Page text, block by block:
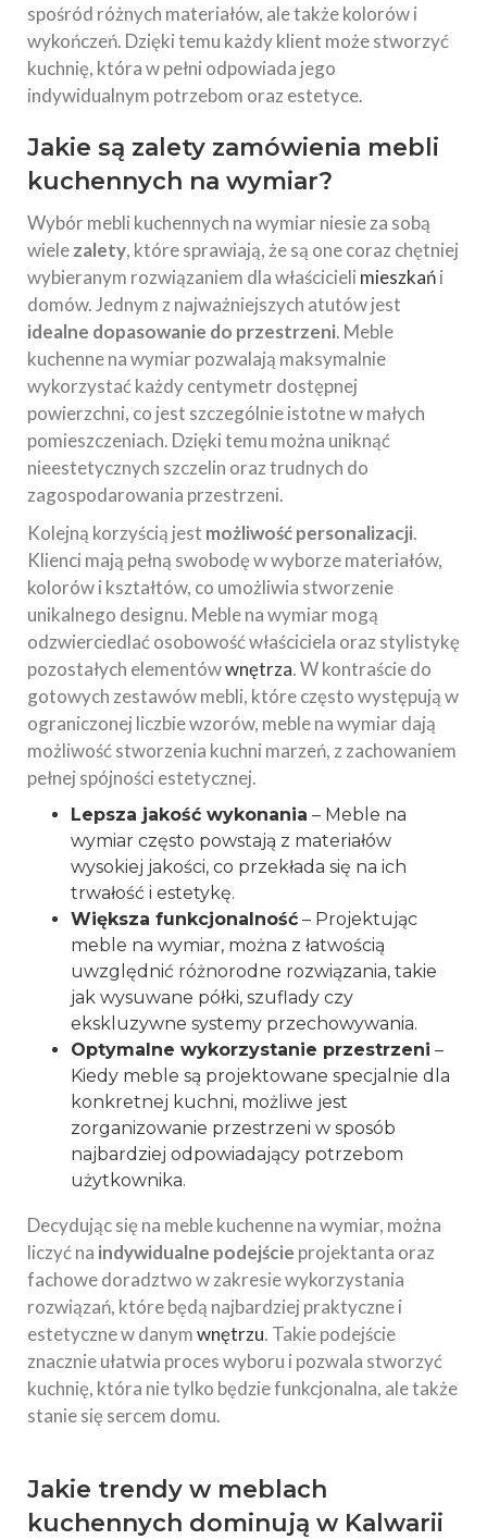
spośród różnych materiałów, ale także kolorów i
wykończeń. Dzięki temu każdy klient może stworzyć
kuchnię, która w pełni odpowiada jego
indywidualnym potrzebom oraz estetyce.
Jakie są zalety zamówienia mebli
kuchennych na wymiar?
Wybór mebli kuchennych na wymiar niesie za sobą
wielezalety, które sprawiają, że są one coraz chętniej
wybieranym rozwiązaniem dla właścicieli mieszkańi
domów. Jednym z najważniejszych atutów jest
idealne dopasowanie do przestrzeni. Meble
kuchenne na wymiar pozwalają maksymalnie
wykorzystać każdy centymetr dostępnej
powierzchni, co jest szczególnie istotne w małych
pomieszczeniach. Dzięki temu można uniknąć
nieestetycznych szczelin oraz trudnych do
zagospodarowania przestrzeni.
Kolejną korzyścią jest możliwość personalizacji.
Klienci mają pełną swobodę w wyborze materiałów,
kolorów i kształtów, co umożliwia stworzenie
unikalnego designu. Meble na wymiar mogą
odzwierciedlać osobowość właściciela oraz stylistykę
pozostałych elementówwnętrza. W kontraście do
gotowych zestawów mebli, które często występują w
ograniczonej liczbie wzorów, meble na wymiar dają
możliwość stworzenia kuchni marzeń, z zachowaniem
pełnej spójności estetycznej.
Lepsza jakość wykonania – Meble na
wymiar często powstają z materiałów
wysokiej jakości, co przekłada się na ich
trwałość i estetykę.
Większa funkcjonalność – Projektując
meble na wymiar, można z łatwością
uwzględnić różnorodne rozwiązania, takie
jak wysuwane półki, szuflady czy
ekskluzywne systemy przechowywania.
Optymalne wykorzystanie przestrzeni –
Kiedy meble są projektowane specjalnie dla
konkretnej kuchni, możliwe jest
zorganizowanie przestrzeni w sposób
najbardziej odpowiadający potrzebom
użytkownika.
Decydując się na meble kuchenne na wymiar, można
liczyć na indywidualne podejście projektanta oraz
fachowe doradztwo w zakresie wykorzystania
rozwiązań, które będą najbardziej praktyczne i
estetyczne w danymwnętrzu. Takie podejście
znacznie ułatwia proces wyboru i pozwala stworzyć
kuchnię, która nie tylko będzie funkcjonalna, ale także
stanie się sercem domu.
Jakie trendy w meblach
kuchennych dominują w Kalwarii